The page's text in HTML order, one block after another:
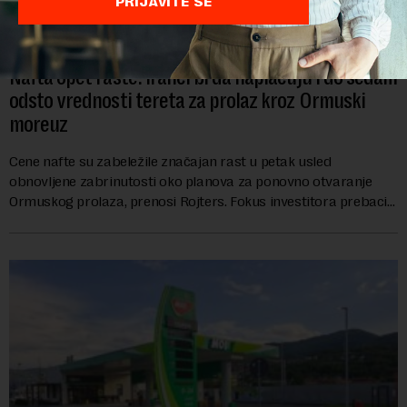
Nafta opet raste: Iranci bi da naplaćuju i do sedam
odsto vrednosti tereta za prolaz kroz Ormuski
moreuz
Cene nafte su zabeležile značajan rast u petak usled
obnovljene zabrinutosti oko planova za ponovno otvaranje
Ormuskog prolaza, prenosi Rojters. Fokus investitora prebacio